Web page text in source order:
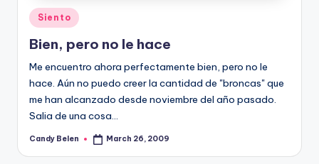
Posted
in
Siento
Bien, pero no le hace
Me encuentro ahora perfectamente bien, pero no le
hace. Aún no puedo creer la cantidad de "broncas" que
me han alcanzado desde noviembre del año pasado.
Salia de una cosa…
Posted
Candy Belen March 26, 2009